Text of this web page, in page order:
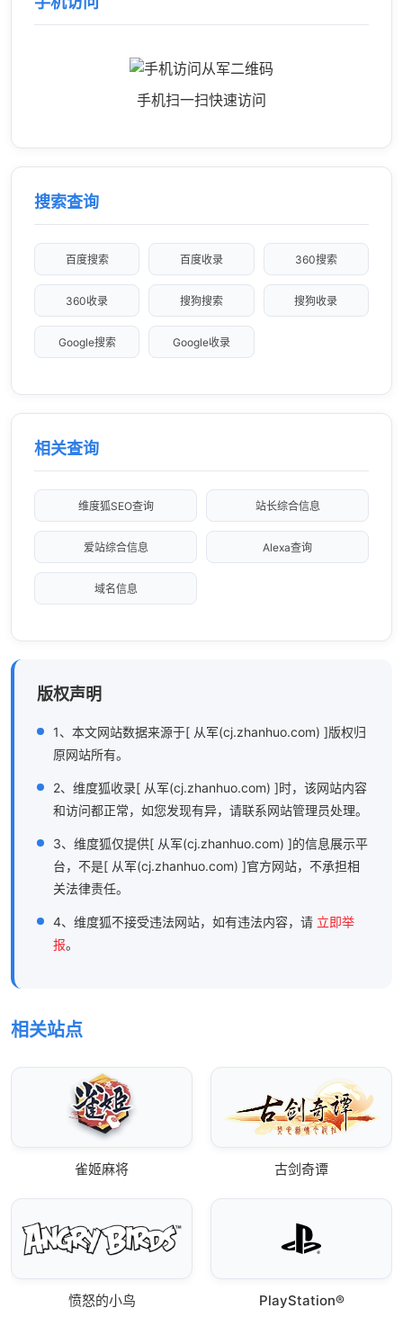
手机扫一扫快速访问
搜索查询
百度搜索 百度收录 360搜索
360收录 搜狗搜索 搜狗收录
Google搜索 Google收录
相关查询
维度狐SEO查询 站长综合信息
爱站综合信息 Alexa查询
域名信息
版权声明
1、本文网站数据来源于[ 从军(cj.zhanhuo.com) ]版权归
原网站所有。
2、维度狐收录[ 从军(cj.zhanhuo.com) ]时，该网站内容
和访问都正常，如您发现有异，请联系网站管理员处理。
3、维度狐仅提供[ 从军(cj.zhanhuo.com) ]的信息展示平
台，不是[ 从军(cj.zhanhuo.com) ]官方网站，不承担相
关法律责任。
4、维度狐不接受违法网站，如有违法内容，请 立即举
报。
相关站点
雀姬麻将 古剑奇谭
愤怒的小鸟 PlayStation®